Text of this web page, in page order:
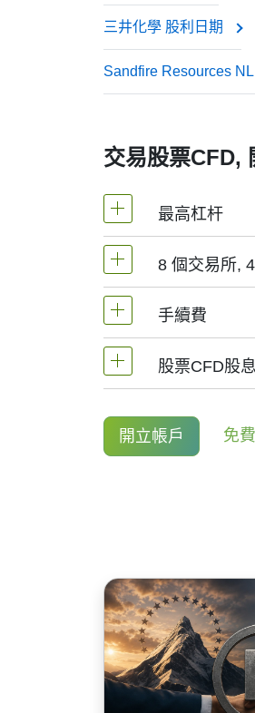
此項調整確保差價
三井化學 股利日期
Sandfire Resources
交易股票CFD,
最高杠杆
MetaTrader4和
NetTradeX平
8 個交易所,
我們提供超過
手續費
手續費為交易
對於NetTradeX
USD/1EUR/
股票CFD股
持有股票CFD
金額等於股息金
開立帳戶 免